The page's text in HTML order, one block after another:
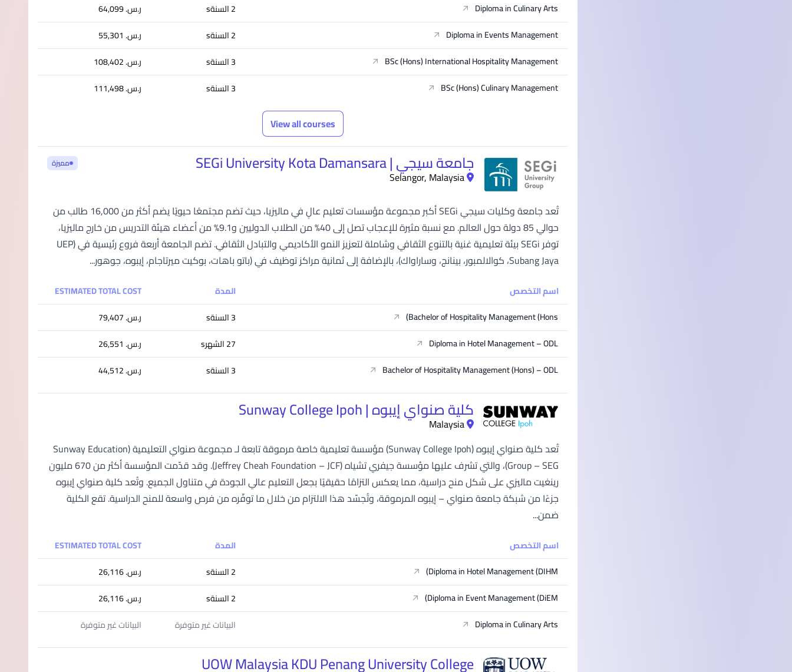
Diploma in Culinary Arts
2 السنةs
ر.س.‏ 64,099
Diploma in Events Management
2 السنةs
ر.س.‏ 55,301
BSc (Hons) International Hospitality Management
3 السنةs
ر.س.‏ 108,402
BSc (Hons) Culinary Management
3 السنةs ر.س.‏ 111,498
View all courses
جامعة سيجي | SEGi University Kota Damansara مميزة
Selangor, Malaysia
تُعد جامعة وكليات سيجي SEGi أكبر مجموعة مؤسسات تعليم عالٍ في ماليزيا، حيث تضم مجتمعًا حيويًا يضم أكثر من 16,000 طالب من
حوالي 85 دولة حول العالم. مع نسبة مثيرة للإعجاب تصل إلى 40% من الطلاب الدوليين و9.1% من أعضاء هيئة التدريس من خارج ماليزيا،
توفر SEGi بيئة تعليمية غنية بالتنوع الثقافي وشاملة لتعزيز النمو الأكاديمي والتبادل الثقافي. تضم الجامعة أربعة فروع رئيسية في (UEP
Subang Jaya، كوالالمبور، بينانج، وساراواك)، بالإضافة إلى ثمانية مراكز توظيف في (باتو باهات، بوكيت ميرتاجام، إيبوه، جوهور...
اسم التخصص المدة
ESTIMATED TOTAL COST
Bachelor of Hospitality Management (Hons)
3 السنةs
ر.س.‏ 79,407
Diploma in Hotel Management – ODL
27 الشهرs
ر.س.‏ 26,551
Bachelor of Hospitality Management (Hons) – ODL
3 السنةs ر.س.‏ 44,512
كلية صنواي إيبوه | Sunway College Ipoh
Malaysia
تُعد كلية صنواي إيبوه (Sunway College Ipoh) مؤسسة تعليمية خاصة مرموقة تابعة لـ مجموعة صنواي التعليمية (Sunway Education
Group – SEG)، والتي تشرف عليها مؤسسة جيفري تشياه (Jeffrey Cheah Foundation – JCF). وقد قدّمت المؤسسة أكثر من 670 مليون
رينغيت ماليزي على شكل منح دراسية، مما يعكس التزامًا حقيقيًا بجعل التعليم عالي الجودة في متناول الجميع. وتُعد كلية صنواي إيبوه
جزءًا من شبكة جامعة صنواي – إيبوه المرموقة، وتُجسّد هذا الالتزام من خلال ما توفّره من فرص واسعة للمنح الدراسية. تقع الكلية
ضمن...
اسم التخصص المدة
ESTIMATED TOTAL COST
Diploma in Hotel Management (DIHM)
2 السنةs
ر.س.‏ 26,116
Diploma in Event Management (DiEM)
2 السنةs
ر.س.‏ 26,116
Diploma in Culinary Arts
البيانات غير متوفرة البيانات غير متوفرة
UOW Malaysia KDU Penang University College